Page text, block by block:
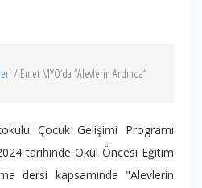
/ Emet MYO‘da “Alevlerin Ardında“
Çocuk Gelişimi Programı
tarihinde Okul Öncesi Eğitim
dersi kapsamında "Alevlerin